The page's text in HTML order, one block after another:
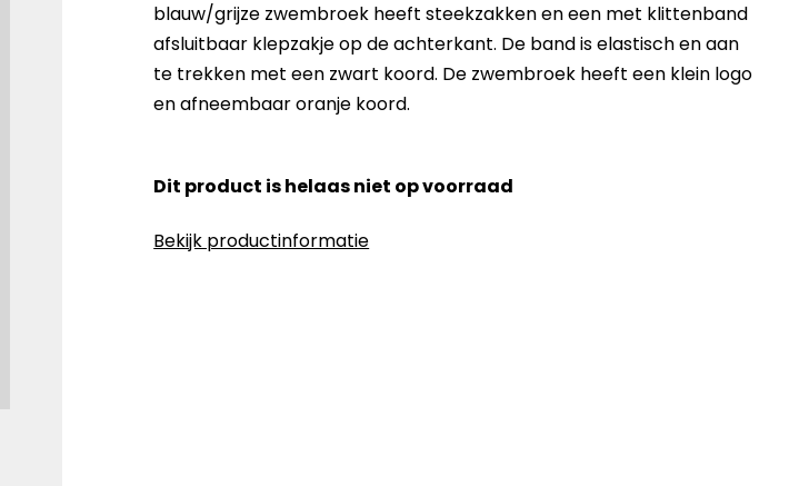
blauw/grijze zwembroek heeft steekzakken en een met klittenband
afsluitbaar klepzakje op de achterkant. De band is elastisch en aan
te trekken met een zwart koord. De zwembroek heeft een klein logo
en afneembaar oranje koord.
Dit product is helaas niet op voorraad
Bekijk productinformatie